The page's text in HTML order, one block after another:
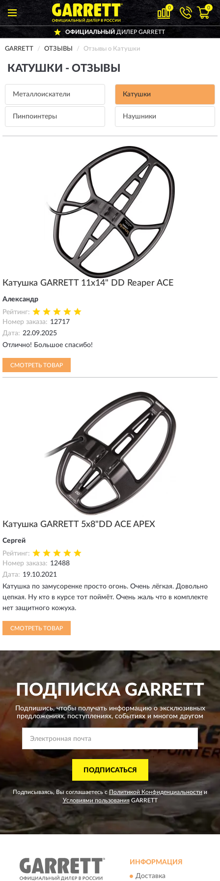
0 0
ОФИЦИАЛЬНЫЙДИЛЕР GARRETT
GARRETT ОТЗЫВЫ Отзывы о Катушки
КАТУШКИ - ОТЗЫВЫ
Металлоискатели Катушки
Пинпоинтеры Наушники
Катушка GARRETT 11х14" DD Reaper ACE
Александр
Рейтинг:
Номер заказа: 12717
Дата: 22.09.2025
Отлично! Большое спасибо!
СМОТРЕТЬ ТОВАР
Катушка GARRETT 5х8"DD ACE APEX
Сергей
Рейтинг:
Номер заказа: 12488
Дата: 19.10.2021
Катушка по замусоренке просто огонь. Очень лёгкая. Довольно
цепкая. Ну кто в курсе тот поймёт. Очень жаль что в комплекте
нет защитного кожуха.
СМОТРЕТЬ ТОВАР
ПОДПИСКАGARRETT
Подпишись, чтобы получать информацию о эксклюзивных
предложениях,поступлениях, событиях и многом другом
ПОДПИСАТЬСЯ
Подписываясь, Вы соглашаетесь сПолитикой Конфиденциальности и
Условиями пользованияGARRETT
ИНФОРМАЦИЯ
Доставка